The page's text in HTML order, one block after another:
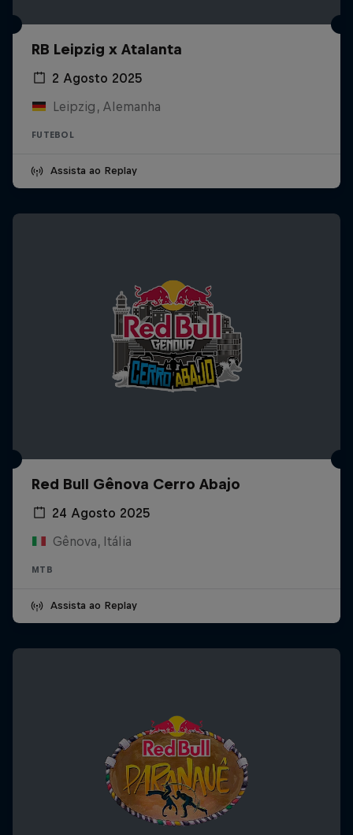
RB Leipzig x Atalanta
2 Agosto 2025
Leipzig, Alemanha
FUTEBOL
Assista ao Replay
Red Bull Gênova Cerro Abajo
24 Agosto 2025
Gênova, Itália
MTB
Assista ao Replay